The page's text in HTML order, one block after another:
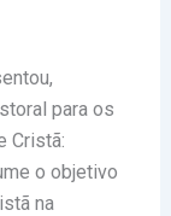
para os
Cristã:
o objetivo
na